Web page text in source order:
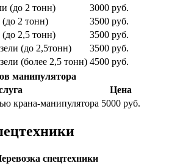
(до 2 тонн)
3000 руб.
2 тонн)
3500 руб.
2,5 тонн)
3500 руб.
(до 2,5тонн)
3500 руб.
(более 2,5 тонн) 4500 руб.
манипулятора
Цена
крана-манипулятора 5000 руб.
спецтехники